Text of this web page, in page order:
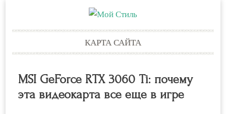
to
КАРТА САЙТА
MSI GeForce RTX 3060 Ti: почему
эта видеокарта все еще в игре